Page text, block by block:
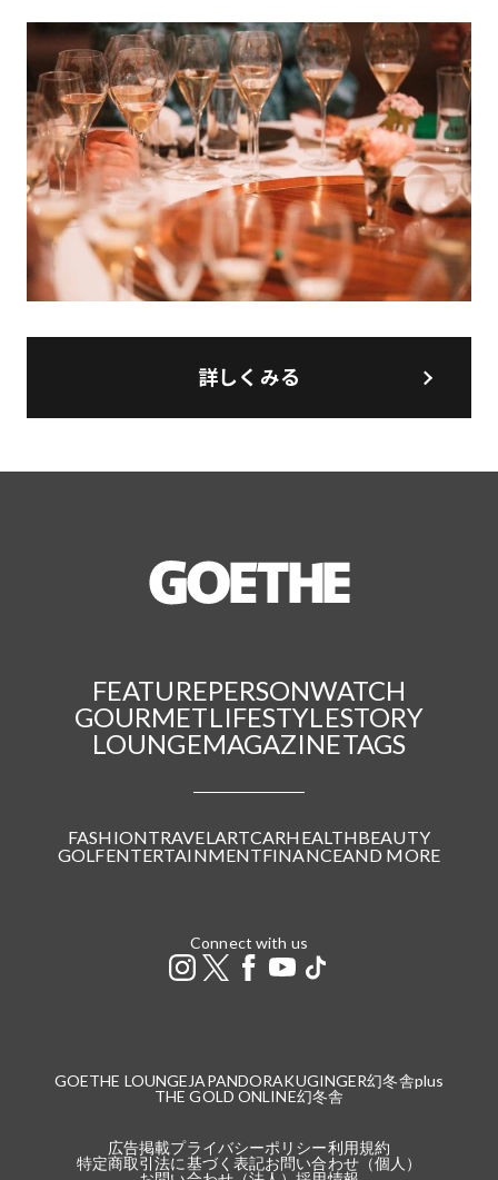
詳しくみる
FEATUREPERSONWATCH
GOURMETLIFESTYLESTORY
LOUNGEMAGAZINETAGS
FASHIONTRAVELARTCARHEALTHBEAUTY
GOLFENTERTAINMENTFINANCEAND MORE
Connect with us
GOETHE LOUNGE JAPANDORAKUGINGER幻冬舎plus
THE GOLD ONLINE幻冬舎
広告掲載プライバシーポリシー利用規約
特定商取引法に基づく表記お問い合わせ（個人）